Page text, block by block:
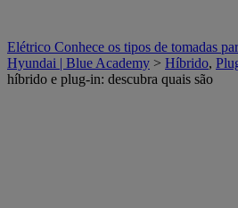
Elétrico Conhece os tipos de tomadas
Hyundai | Blue Academy > Híbrido,
híbrido e plug-in: descubra quais são